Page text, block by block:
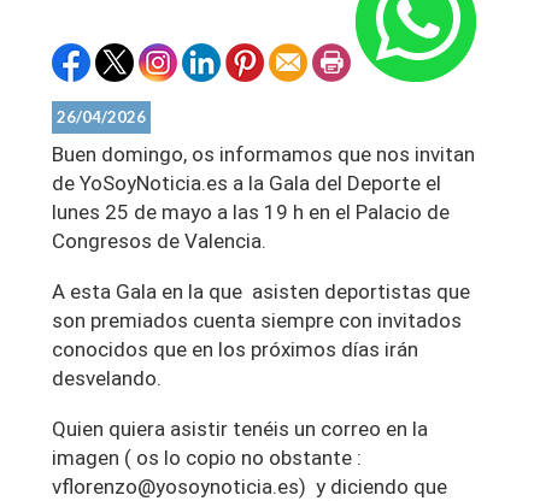
26/04/2026
Buen domingo, os informamos que nos invitan
de YoSoyNoticia.es a la Gala del Deporte el
lunes 25 de mayo a las 19 h en el Palacio de
Congresos de Valencia.
A esta Gala en la que asisten deportistas que
son premiados cuenta siempre con invitados
conocidos que en los próximos días irán
desvelando.
Quien quiera asistir tenéis un correo en la
imagen ( os lo copio no obstante :
vflorenzo@yosoynoticia.es) y diciendo que